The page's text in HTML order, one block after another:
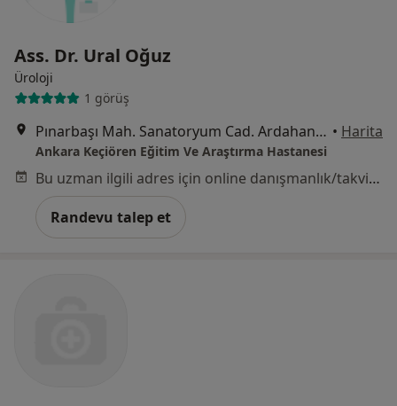
Ass. Dr. Ural Oğuz
Üroloji
1 görüş
Pınarbaşı Mah. Sanatoryum Cad. Ardahan Sok. No:25, Ankara • Harita
Ankara Keçiören Eğitim Ve Araştırma Hastanesi
Bu uzman ilgili adres için online danışmanlık/takvim sunmuyor.
Randevu talep et